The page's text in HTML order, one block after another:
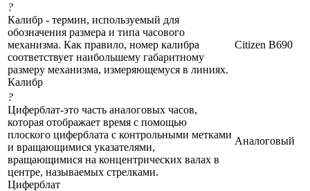
?
Калибр - термин, используемый для
обозначения размера и типа часового
механизма. Как правило, номер калибра
соответствует наибольшему габаритному
размеру механизма, измеряющемуся в линиях.
Калибр
Citizen B690
?
Циферблат-это часть аналоговых часов,
которая отображает время с помощью
плоского циферблата с контрольными метками
и вращающимися указателями,
вращающимися на концентрических валах в
центре, называемых стрелками.
Циферблат
Аналоговый